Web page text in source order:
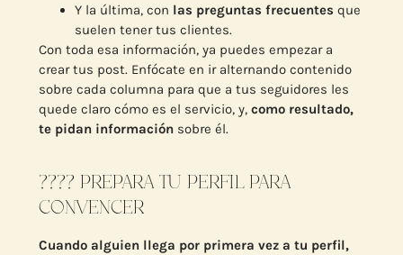
Y la última, con las preguntas frecuentes que
suelen tener tus clientes.
Con toda esa información, ya puedes empezar a
crear tus post. Enfócate en ir alternando contenido
sobre cada columna para que a tus seguidores les
quede claro cómo es el servicio, y,como resultado,
te pidan informaciónsobre él.
???? PREPARA TU PERFIL PARA
CONVENCER
Cuando alguien llega por primera vez a tu perfil,